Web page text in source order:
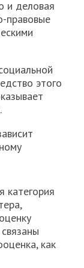
и деловая
правовые
этого
категория
как